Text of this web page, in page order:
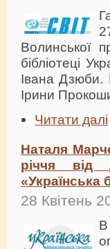
Волинської
бібліотеці
Івана Дзюби.
Ірини
Читати далі
Наталя
річчя від
«Українська
28 Квітень
В